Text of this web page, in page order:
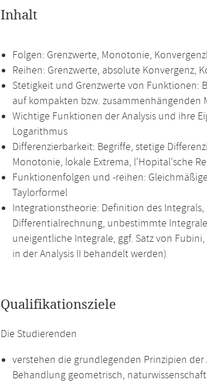
Inhalt
Folgen: Grenzwerte, Monotonie,
Reihen: Grenzwerte, absolute Konvergenz,
Stetigkeit und Grenzwerte von Funktionen:
auf kompakten bzw. zusammenhängenden
Wichtige Funktionen der Analysis und ihre
Logarithmus
Differenzierbarkeit: Begriffe, stetige
Monotonie, lokale Extrema, l'Hopital'sche
Funktionenfolgen und -reihen:
Taylorformel
Integrationstheorie: Definition des
Differentialrechnung, unbestimmte
uneigentliche Integrale, ggf. Satz von
in der Analysis II behandelt werden)
Qualifikationsziele
Die Studierenden
verstehen die grundlegenden Prinzipien
Behandlung geometrisch,